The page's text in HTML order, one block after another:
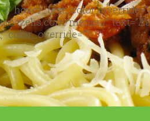
menou/”
color_override=””]